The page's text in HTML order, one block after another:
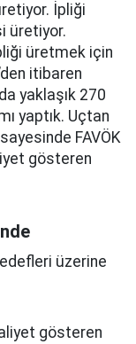
İpliği
üretiyor.
üretmek için
itibaren
yaklaşık 270
yaptık. Uçtan
FAVÖK
gösteren
üzerine
gösteren